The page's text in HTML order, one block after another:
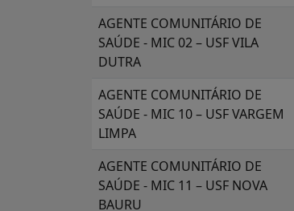
AGENTE COMUNITÁRIO DE
SAÚDE - MIC 02 – USF VILA
DUTRA
AGENTE COMUNITÁRIO DE
SAÚDE - MIC 10 – USF VARGEM
LIMPA
AGENTE COMUNITÁRIO DE
SAÚDE - MIC 11 – USF NOVA
BAURU